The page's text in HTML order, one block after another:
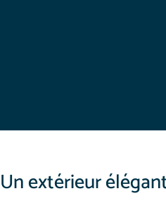
Un extérieur